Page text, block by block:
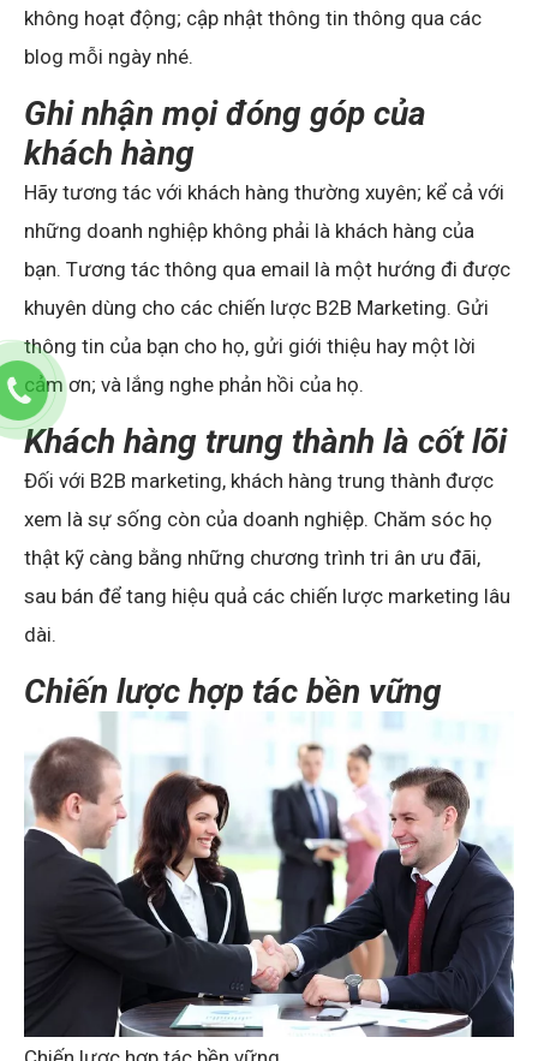
không hoạt động; cập nhật thông tin thông qua các
blog mỗi ngày nhé.
Ghi nhận mọi đóng góp của
khách hàng
Hãy tương tác với khách hàng thường xuyên; kể cả với
những doanh nghiệp không phải là khách hàng của
bạn. Tương tác thông qua email là một hướng đi được
khuyên dùng cho các chiến lược B2B Marketing. Gửi
thông tin của bạn cho họ, gửi giới thiệu hay một lời
cảm ơn; và lắng nghe phản hồi của họ.
Khách hàng trung thành là cốt lõi
Đối với B2B marketing, khách hàng trung thành được
xem là sự sống còn của doanh nghiệp. Chăm sóc họ
thật kỹ càng bằng những chương trình tri ân ưu đãi,
sau bán để tang hiệu quả các chiến lược marketing lâu
dài.
Chiến lược hợp tác bền vững